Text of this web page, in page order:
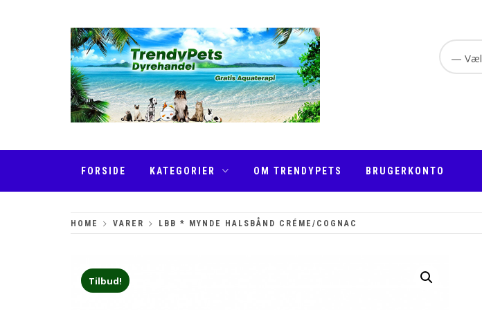
FORSIDE KATEGORIER OM TRENDYPETS BRUGERKONTO
HOME VARER LBB * MYNDE HALSBÅND CRÉME/COGNAC
Tilbud!